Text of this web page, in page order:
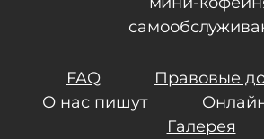
FAQ
Правовые
О нас пишут
Галерея